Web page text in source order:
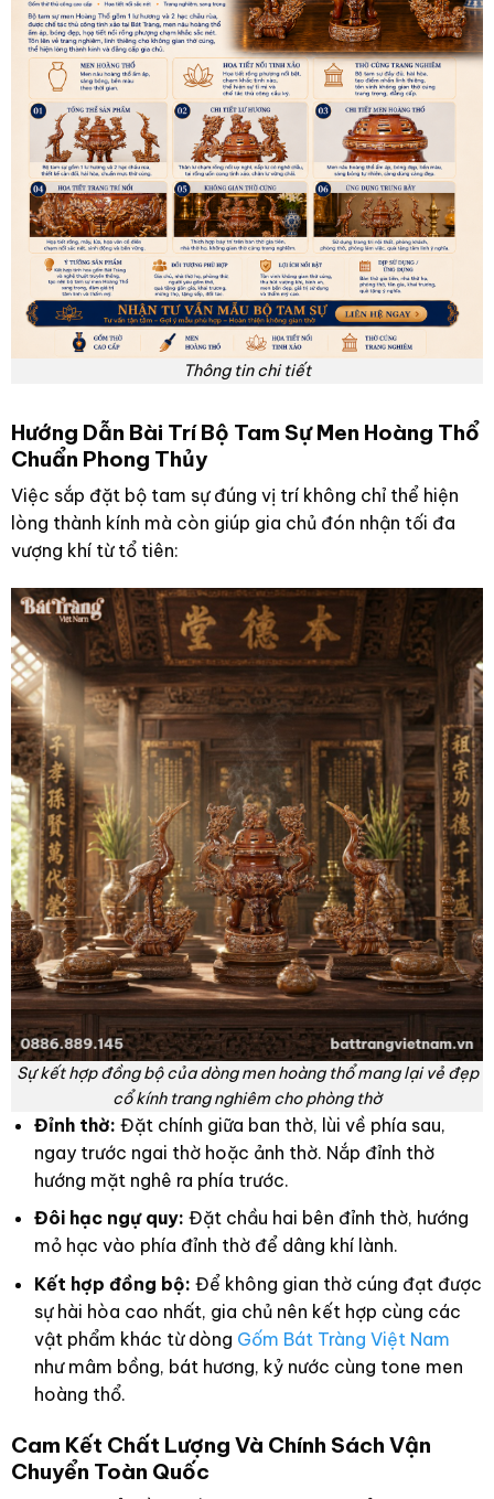
Thông tin chi tiết
Hướng Dẫn Bài Trí Bộ Tam Sự Men Hoàng Thổ
Chuẩn Phong Thủy
Việc sắp đặt bộ tam sự đúng vị trí không chỉ thể hiện
lòng thành kính mà còn giúp gia chủ đón nhận tối đa
vượng khí từ tổ tiên:
Sự kết hợp đồng bộ của dòng men hoàng thổ mang lại vẻ đẹp
cổ kính trang nghiêm cho phòng thờ
Đỉnh thờ: Đặt chính giữa ban thờ, lùi về phía sau,
ngay trước ngai thờ hoặc ảnh thờ. Nắp đỉnh thờ
hướng mặt nghê ra phía trước.
Đôi hạc ngự quy: Đặt chầu hai bên đỉnh thờ, hướng
mỏ hạc vào phía đỉnh thờ để dâng khí lành.
Kết hợp đồng bộ: Để không gian thờ cúng đạt được
sự hài hòa cao nhất, gia chủ nên kết hợp cùng các
vật phẩm khác từ dòng Gốm Bát Tràng Việt Nam
như mâm bồng, bát hương, kỷ nước cùng tone men
hoàng thổ.
Cam Kết Chất Lượng Và Chính Sách Vận
Chuyển Toàn Quốc